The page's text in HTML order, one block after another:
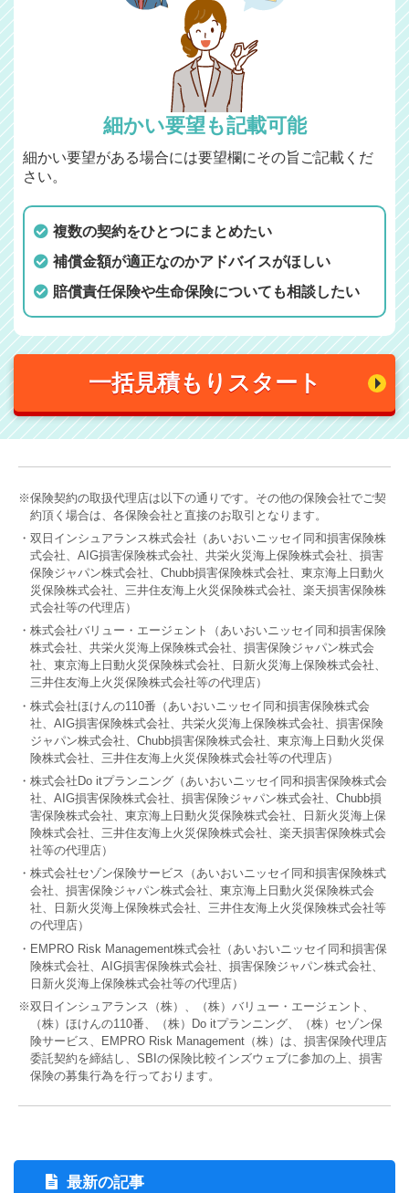
細かい要望も記載可能
細かい要望がある場合には要望欄にその旨ご記載くだ
さい。
複数の契約をひとつにまとめたい
補償金額が適正なのかアドバイスがほしい
賠償責任保険や生命保険についても相談したい
一括見積もりスタート
※保険契約の取扱代理店は以下の通りです。その他の保険会社でご契
約頂く場合は、各保険会社と直接のお取引となります。
・双日インシュアランス株式会社（あいおいニッセイ同和損害保険株
式会社、AIG損害保険株式会社、共栄火災海上保険株式会社、損害
保険ジャパン株式会社、Chubb損害保険株式会社、東京海上日動火
災保険株式会社、三井住友海上火災保険株式会社、楽天損害保険株
式会社等の代理店）
・株式会社バリュー・エージェント（あいおいニッセイ同和損害保険
株式会社、共栄火災海上保険株式会社、損害保険ジャパン株式会
社、東京海上日動火災保険株式会社、日新火災海上保険株式会社、
三井住友海上火災保険株式会社等の代理店）
・株式会社ほけんの110番（あいおいニッセイ同和損害保険株式会
社、AIG損害保険株式会社、共栄火災海上保険株式会社、損害保険
ジャパン株式会社、Chubb損害保険株式会社、東京海上日動火災保
険株式会社、三井住友海上火災保険株式会社等の代理店）
・株式会社Do itプランニング（あいおいニッセイ同和損害保険株式会
社、AIG損害保険株式会社、損害保険ジャパン株式会社、Chubb損
害保険株式会社、東京海上日動火災保険株式会社、日新火災海上保
険株式会社、三井住友海上火災保険株式会社、楽天損害保険株式会
社等の代理店）
・株式会社セゾン保険サービス（あいおいニッセイ同和損害保険株式
会社、損害保険ジャパン株式会社、東京海上日動火災保険株式会
社、日新火災海上保険株式会社、三井住友海上火災保険株式会社等
の代理店）
・EMPRO Risk Management株式会社（あいおいニッセイ同和損害保
険株式会社、AIG損害保険株式会社、損害保険ジャパン株式会社、
日新火災海上保険株式会社等の代理店）
※双日インシュアランス（株）、（株）バリュー・エージェント、
（株）ほけんの110番、（株）Do itプランニング、（株）セゾン保
険サービス、EMPRO Risk Management（株）は、損害保険代理店
委託契約を締結し、SBIの保険比較インズウェブに参加の上、損害
保険の募集行為を行っております。
最新の記事